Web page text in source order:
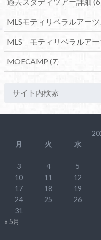
MLSモティリベラルアー
MLS モティリベラルアー
MOECAMP (7)
月
火 水
3
4 5
10
11 12
17
18 19
24
25 26
31
« 5月